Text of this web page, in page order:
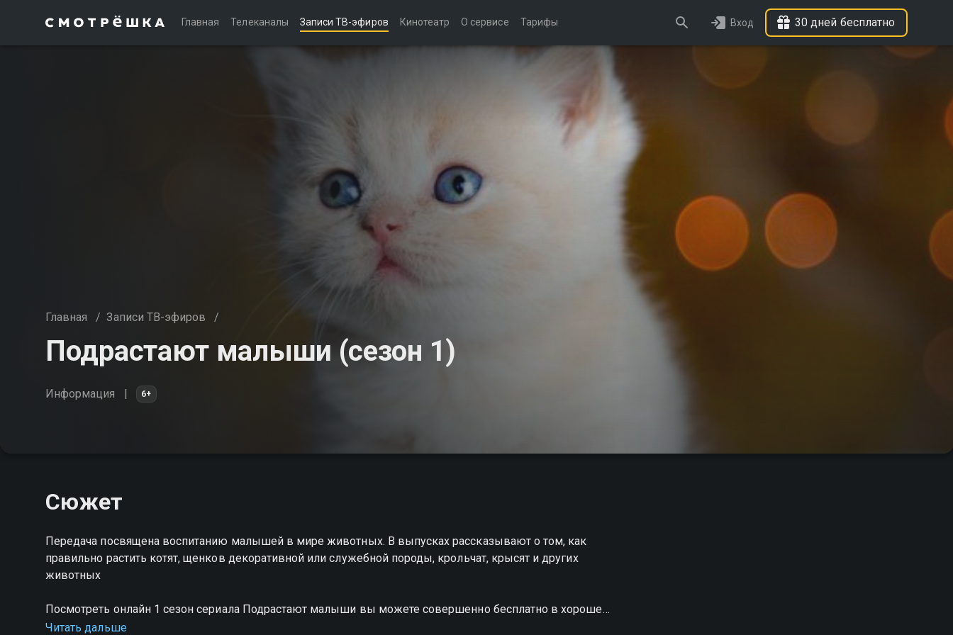
Главная Телеканалы Записи ТВ-эфиров Кинотеатр О сервисе Тарифы Вход 30 дней бесплатно
Главная / Записи ТВ-эфиров /
Подрастают малыши (сезон 1)
Информация 6+
Сюжет
Передача посвящена воспитанию малышей в мире животных. В выпусках рассказывают о том, как
правильно растить котят, щенков декоративной или служебной породы, крольчат, крысят и других
животных
Посмотреть онлайн 1 сезон сериала Подрастают малыши вы можете совершенно бесплатно в хорошем
HD качестве на Смотрёшке
Читать дальше